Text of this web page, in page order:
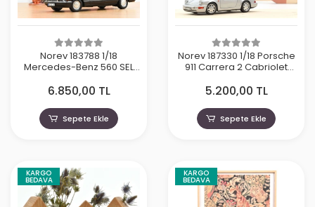
Norev 183788 1/18
Mercedes-Benz 560 SEL
6.850,00 TL
Sepete Ekle
Norev 187330 1/18 Porsche
911 Carrera 2 Cabriolet
5.200,00 TL
Sepete Ekle
KARGO
BEDAVA
KARGO
BEDAVA